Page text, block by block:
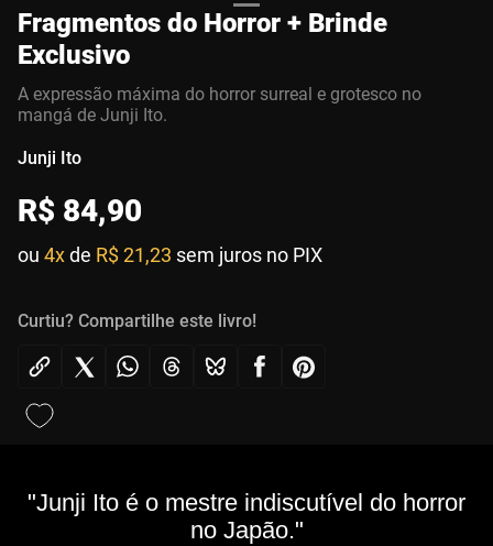
Fragmentos do Horror + Brinde
Exclusivo
A expressão máxima do horror surreal e grotesco no
mangá de Junji Ito.
Junji Ito
R$ 84,90
ou 4xde R$ 21,23 sem juros no PIX
Curtiu? Compartilhe este livro!
"Junji Ito é o mestre indiscutível do horror
no Japão."